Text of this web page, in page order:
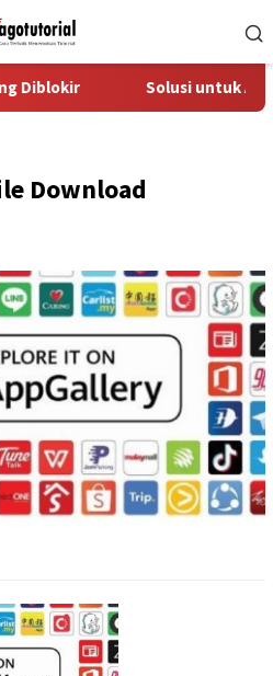
Solusi untuk Akun
Download